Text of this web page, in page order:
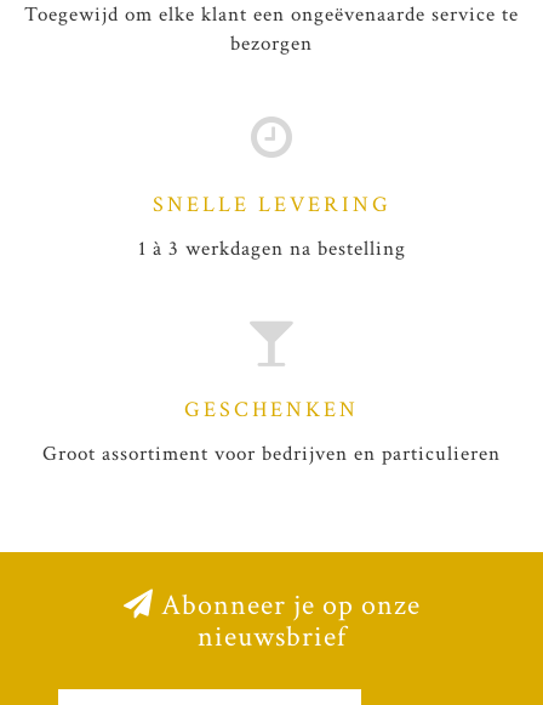
Toegewijd om elke klant een ongeëvenaarde service te
bezorgen
SNELLE LEVERING
1 à 3 werkdagen na bestelling
GESCHENKEN
Groot assortiment voor bedrijven en particulieren
Abonneer je op onze
nieuwsbrief